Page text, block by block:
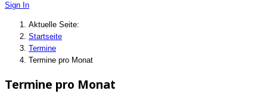
Sign In
Aktuelle Seite:
Startseite
Termine
Termine pro Monat
Termine pro Monat